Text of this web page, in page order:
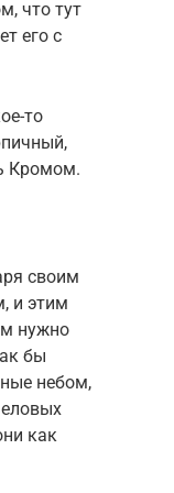
что тут
его с
то
Кромом.
своим
и этим
нужно
бы
небом,
как